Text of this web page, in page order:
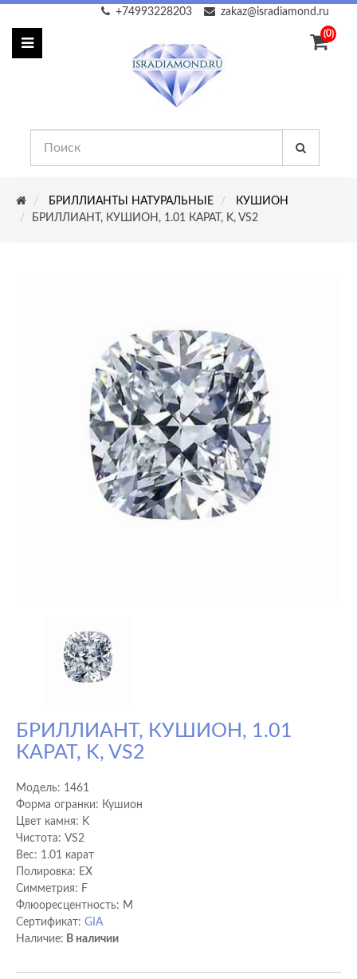
zakaz@isradiamond.ru
+74993228203
(0)
БРИЛЛИАНТЫ НАТУРАЛЬНЫЕ
КУШИОН
БРИЛЛИАНТ, КУШИОН, 1.01 КАРАТ, K, VS2
БРИЛЛИАНТ, КУШИОН, 1.01
КАРАТ, K, VS2
Модель: 1461
Форма огранки: Кушион
Цвет камня: K
Чистота: VS2
Вес: 1.01 карат
Полировка: EX
Cимметрия: F
Флюоресцентность: M
Сертификат: GIA
Наличие: В наличии